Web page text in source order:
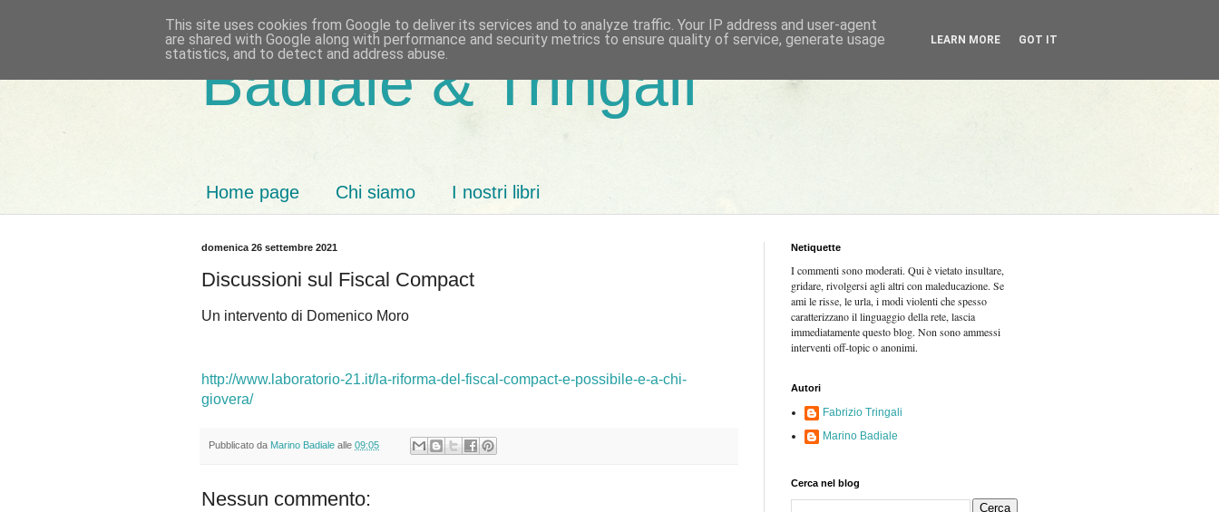
Badiale & Tringali
Home page Chi siamo I nostri libri
domenica 26 settembre 2021
Discussioni sul Fiscal Compact
Un intervento di Domenico Moro
http://www.laboratorio-21.it/la-riforma-del-fiscal-compact-e-possibile-e-a-chi-
giovera/
Pubblicato da Marino Badiale alle 09:05
Nessun commento:
Netiquette
I commenti sono moderati. Qui è vietato insultare,
gridare, rivolgersi agli altri con maleducazione. Se
ami le risse, le urla, i modi violenti che spesso
caratterizzano il linguaggio della rete, lascia
immediatamente questo blog. Non sono ammessi
interventi off-topic o anonimi.
Autori
Fabrizio Tringali
Marino Badiale
Cerca nel blog
This site uses cookies from Google to deliver its services and to analyze traffic. Your IP address and user-agent
are shared with Google along with performance and security metrics to ensure quality of service, generate usage
statistics, and to detect and address abuse.
LEARN MORE GOT IT